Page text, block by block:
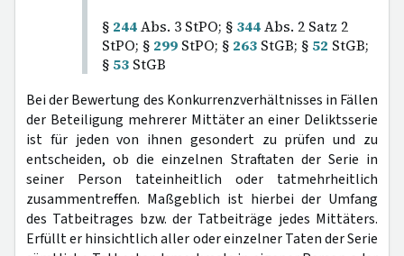
§ 244Abs. 3 StPO; § 344Abs. 2 Satz 2
StPO; § 299 StPO; § 263 StGB; § 52 StGB;
§ 53 StGB
Bei der Bewertung des Konkurrenzverhältnisses in Fällen
der Beteiligung mehrerer Mittäter an einer Deliktsserie
ist für jeden von ihnen gesondert zu prüfen und zu
entscheiden, ob die einzelnen Straftaten der Serie in
seiner Person tateinheitlich oder tatmehrheitlich
zusammentreffen. Maßgeblich ist hierbei der Umfang
des Tatbeitrages bzw. der Tatbeiträge jedes Mittäters.
Erfüllt er hinsichtlich aller oder einzelner Taten der Serie